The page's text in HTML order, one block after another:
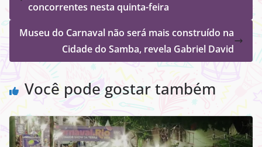
concorrentes nesta quinta-feira
Museu do Carnaval não será mais construído na
Cidade do Samba, revela Gabriel David
Você pode gostar também